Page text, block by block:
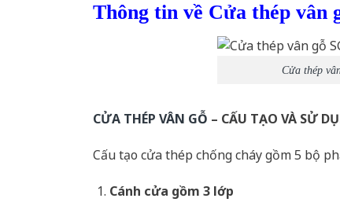
Thông tin về Cửa thép vân
Cửa thép
CỬA THÉP VÂN GỖ – CẤU TẠO VÀ SỬ
Cấu tạo cửa thép chống cháy gồm 5 bộ
Cánh cửa gồm 3 lớp